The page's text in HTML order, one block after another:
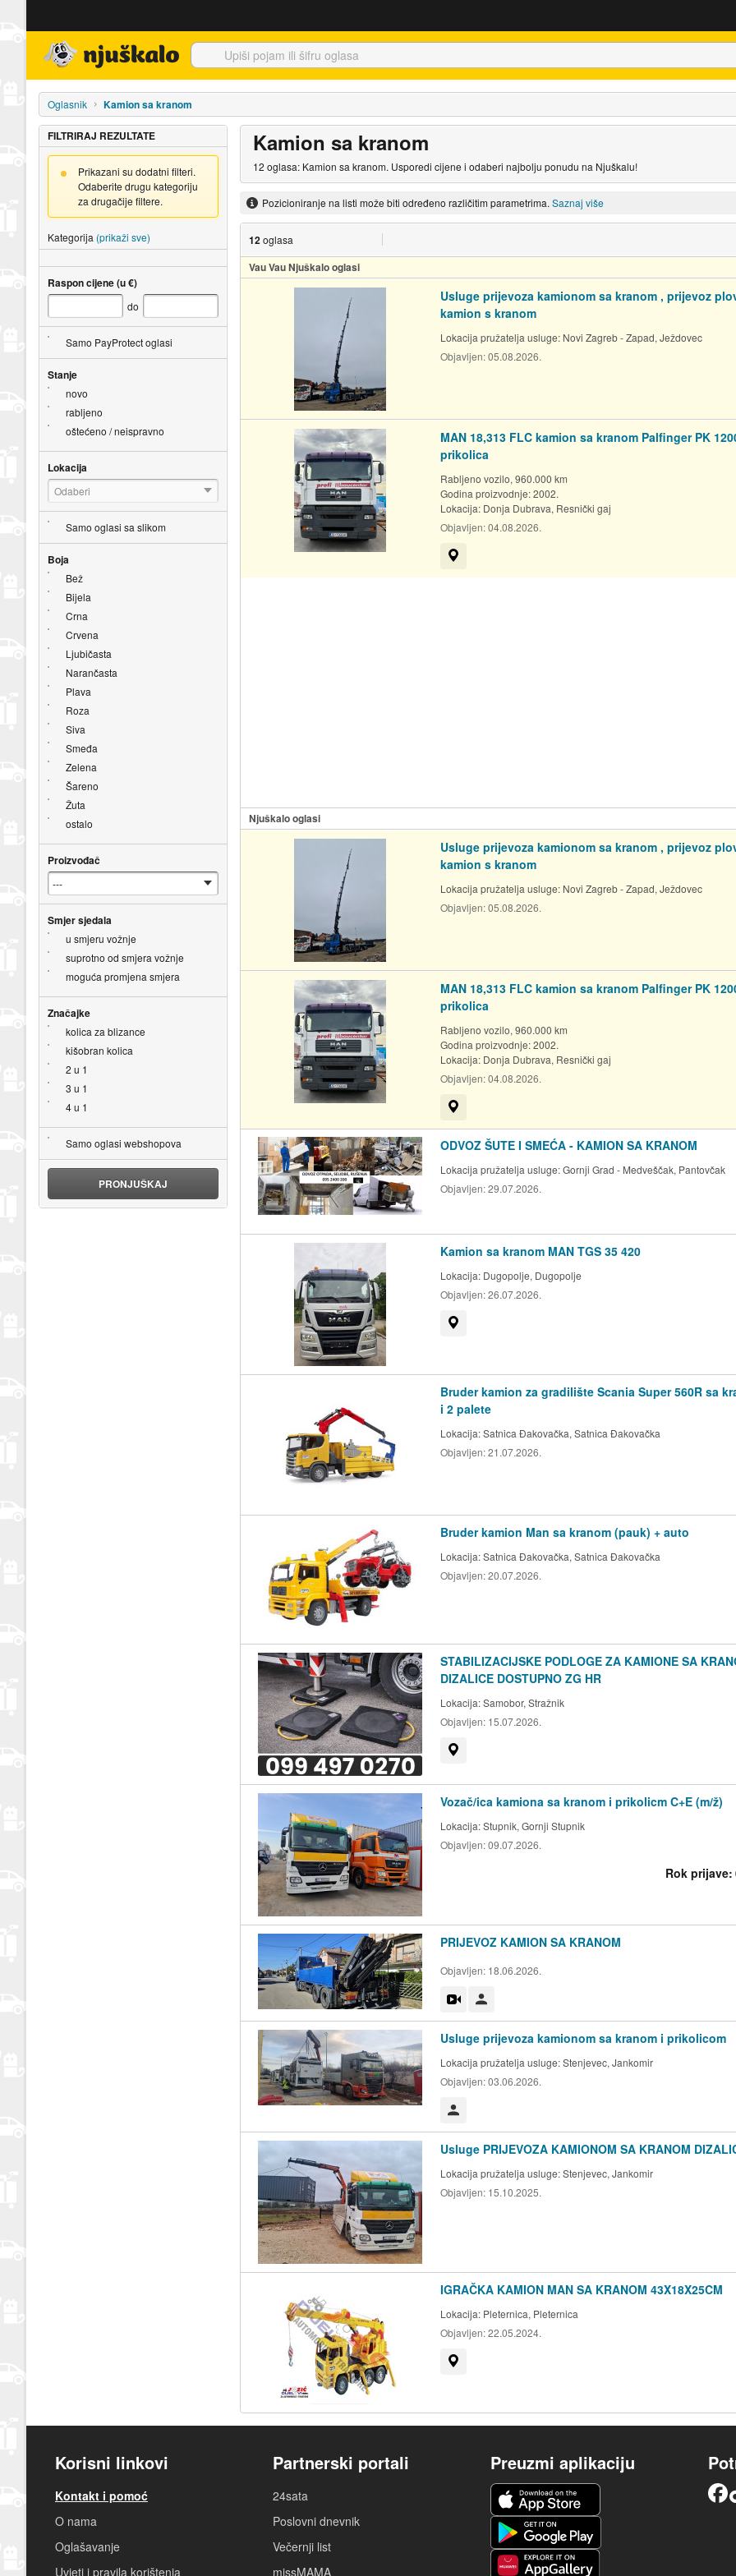
Oglasnik Kamion sa kranom
Kamion sa kranom
12 oglasa: Kamion sa kranom. Usporedi cijene i odaberi najbolju ponudu na Njuškalu!
Pozicioniranje na listi može biti određeno različitim parametrima. Saznaj više
12oglasa
Vau Vau Njuškalo oglasi
Usluge prijevoza kamionom sa kranom , prijevoz
kamion s kranom
Lokacija pružatelja usluge: Novi Zagreb - Zapad, Ježdovec
Objavljen:05.08.2026.
MAN 18,313 FLC kamion sa kranom Palfinger PK
prikolica
Rabljeno vozilo, 960.000 km
Godina proizvodnje: 2002.
Lokacija: Donja Dubrava, Resnički gaj
Objavljen:04.08.2026.
Njuškalo oglasi
Usluge prijevoza kamionom sa kranom , prijevoz
kamion s kranom
Lokacija pružatelja usluge: Novi Zagreb - Zapad, Ježdovec
Objavljen:05.08.2026.
MAN 18,313 FLC kamion sa kranom Palfinger PK
prikolica
Rabljeno vozilo, 960.000 km
Godina proizvodnje: 2002.
Lokacija: Donja Dubrava, Resnički gaj
Objavljen:04.08.2026.
ODVOZ ŠUTE I SMEĆA - KAMION SA KRANOM
Lokacija pružatelja usluge:Gornji Grad - Medveščak, Pantovčak
Objavljen:29.07.2026.
Kamion sa kranom MAN TGS 35 420
Lokacija: Dugopolje, Dugopolje
Objavljen:26.07.2026.
Bruder kamion za gradilište Scania Super 560R sa
i 2 palete
Lokacija:Satnica Đakovačka, Satnica Đakovačka
Objavljen:21.07.2026.
Bruder kamion Man sa kranom (pauk) + auto
Lokacija:Satnica Đakovačka, Satnica Đakovačka
Objavljen:20.07.2026.
STABILIZACIJSKE PODLOGE ZA KAMIONE SA
DIZALICE DOSTUPNO ZG HR
Lokacija:Samobor, Stražnik
Objavljen: 15.07.2026.
Vozač/ica kamiona sa kranom i prikolicm C+E (m/ž)
Lokacija:Stupnik, Gornji Stupnik
Objavljen:09.07.2026.
Rok prijave:
PRIJEVOZ KAMION SA KRANOM
Objavljen: 18.06.2026.
Usluge prijevoza kamionom sa kranom i prikolicom
Lokacija pružatelja usluge:Stenjevec, Jankomir
Objavljen:03.06.2026.
Usluge PRIJEVOZA KAMIONOM SA KRANOM
Lokacija pružatelja usluge:Stenjevec, Jankomir
Objavljen: 15.10.2025.
IGRAČKA KAMION MAN SA KRANOM 43X18X25CM
Lokacija: Pleternica, Pleternica
Objavljen:22.05.2024.
FILTRIRAJ REZULTATE
Prikazani su dodatni filteri.
Odaberite drugu kategoriju
za drugačije filtere.
Kategorija (prikaži sve)
Raspon cijene (u €)
do
Samo PayProtect oglasi
Stanje
novo
rabljeno
oštećeno / neispravno
Lokacija
Odaberi
Samo oglasi sa slikom
Boja
Bež
Bijela
Crna
Crvena
Ljubičasta
Narančasta
Plava
Roza
Siva
Smeđa
Zelena
Šareno
Žuta
ostalo
Proizvođač
Smjer sjedala
u smjeru vožnje
suprotno od smjera vožnje
moguća promjena smjera
Značajke
kolica za blizance
kišobran kolica
2 u 1
3 u 1
4 u 1
Samo oglasi webshopova
PRONJUŠKAJ
Korisni linkovi
Kontakt i pomoć
O nama
Oglašavanje
Uvjeti i pravila korištenja
Partnerski portali
24sata
Poslovni dnevnik
Večernji list
missMAMA
Preuzmi aplikaciju